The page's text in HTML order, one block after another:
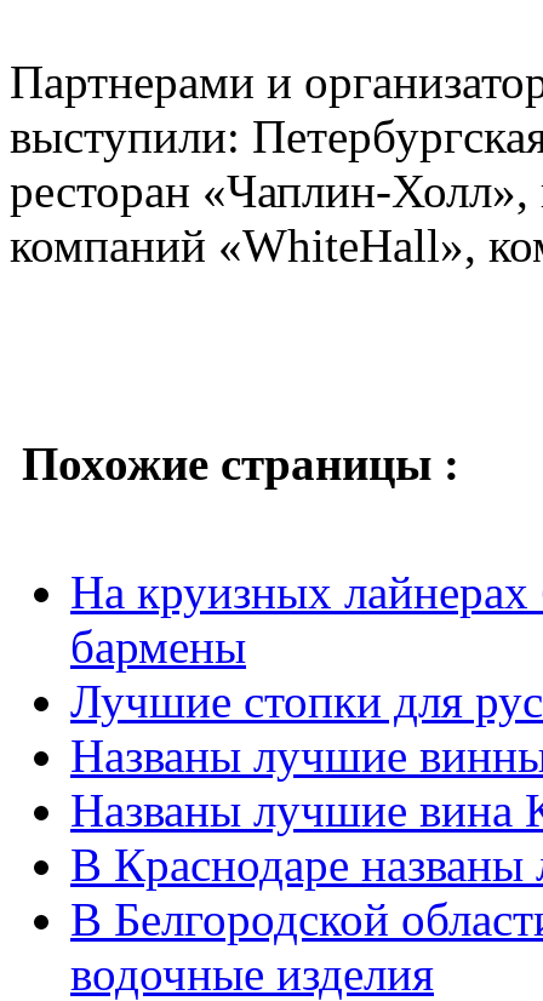
Партнерами и
выступили:
ресторан «Чаплин-
компаний «WhiteHall»,
Похожие страницы :
На круизных лайнерах
бармены
Лучшие стопки для
Названы лучшие
Названы лучшие вина
В Краснодаре
В Белгородской
водочные изделия